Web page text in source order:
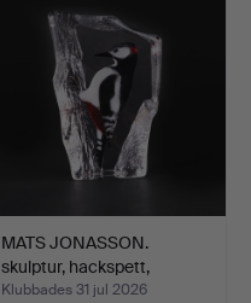
MATS JONASSON.
skulptur, hackspett,
Målerå…
Klubbades 31 jul 2026